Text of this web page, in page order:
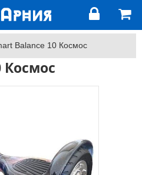
Balance 10 Космос
Космос